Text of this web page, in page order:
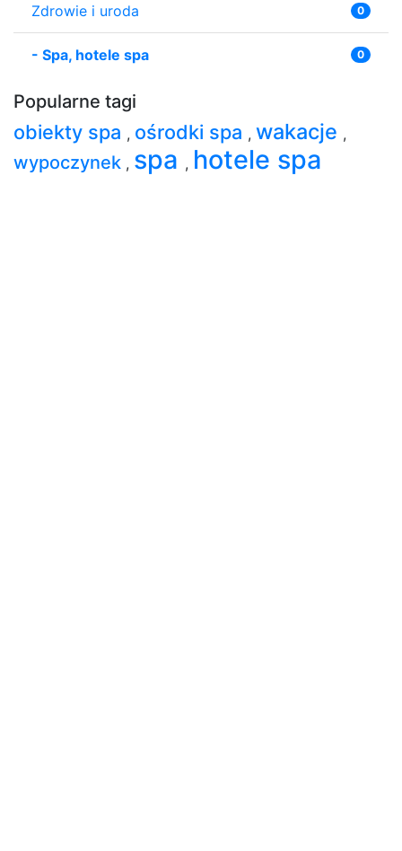
Zdrowie i uroda 0
- Spa, hotele spa 0
Popularne tagi
obiekty spa , ośrodki spa , wakacje ,
wypoczynek , spa , hotele spa